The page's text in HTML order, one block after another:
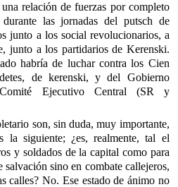
relación de fuerzas por completo
las jornadas del putsch de
junto a los social revolucionarios, a
junto a los partidarios de Kerenski.
habría de luchar contra los Cien
de kerenski, y del Gobierno
Ejecutivo Central (SR y
son, sin duda, muy importante,
la siguiente; ¿es, realmente, tal el
y soldados de la capital como para
salvación sino en combate callejeros,
calles? No. Ese estado de ánimo no